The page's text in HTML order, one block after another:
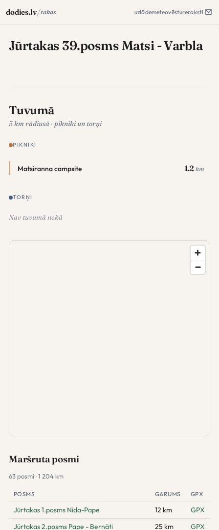
dodies.lv/takas uzlādemeteovēstureraksti
Jūrtakas 39.posms Matsi - Varbla
Tuvumā
5 km rādiusā · pikniki un torņi
PIKNIKI
Matsiranna campsite 1.2 km
TORŅI
Nav tuvumā nekā
Maršruta posmi
63 posmi · 1 204 km
POSMS GARUMS GPX
Jūrtakas 1.posms Nida-Pape 12 km
GPX
Jūrtakas 2.posms Pape - Bernāti
25 km
GPX